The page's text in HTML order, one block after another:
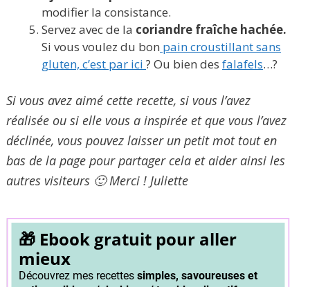
modifier la consistance.
Servez avec de la coriandre fraîche hachée.
Si vous voulez du bon pain croustillant sans
gluten, c’est par ici ? Ou bien des falafels…?
Si vous avez aimé cette recette, si vous l’avez
réalisée ou si elle vous a inspirée et que vous l’avez
déclinée, vous pouvez laisser un petit mot tout en
bas de la page pour partager cela et aider ainsi les
autres visiteurs 🙂 Merci ! Juliette